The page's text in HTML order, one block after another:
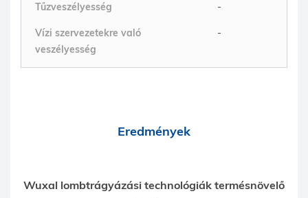
Tűzveszélyesség -
Vízi szervezetekre való
veszélyesség
-
Eredmények
Wuxal lombtrágyázási technológiák termésnövelő